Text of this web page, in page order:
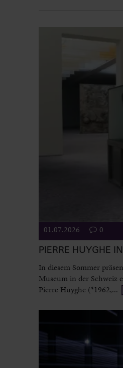
01.07.2026 0
PIERRE HUYGHE
In diesem Sommer
Museum in der Schweiz
Pierre Huyghe (*1962,...